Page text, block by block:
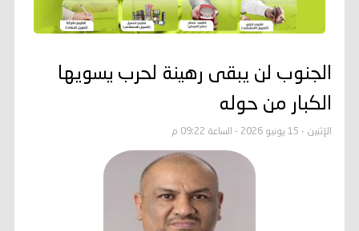
الجنوب لن يبقى رهينة لحرب يسويها
الكبار من حوله
الإثنين - 15 يونيو 2026 - الساعة 09:22 م